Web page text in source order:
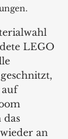
LEGO
auf
das
an